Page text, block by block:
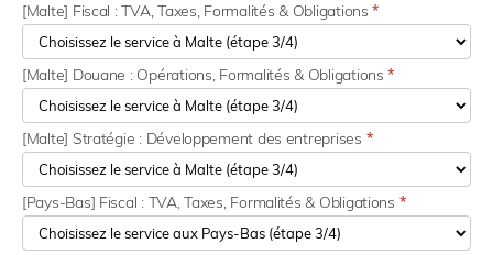
[Malte] Fiscal : TVA, Taxes, Formalités & Obligations*
[Malte] Douane : Opérations, Formalités & Obligations*
[Malte] Stratégie : Développement des entreprises *
[Pays-Bas] Fiscal : TVA, Taxes, Formalités & Obligations *